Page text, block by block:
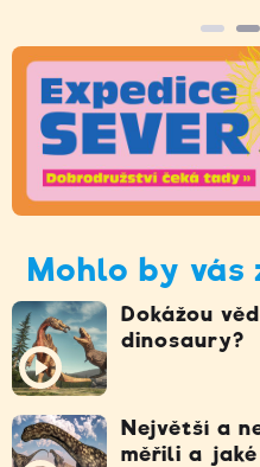
Mohlo by vás
Dokážou
dinosaury?
Největší a
měřili a